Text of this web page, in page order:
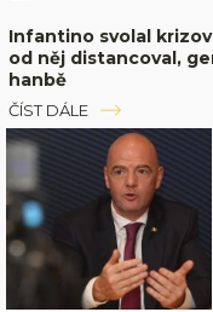
Infantino svolal
od něj distancoval,
hanbě
ČÍST DÁLE